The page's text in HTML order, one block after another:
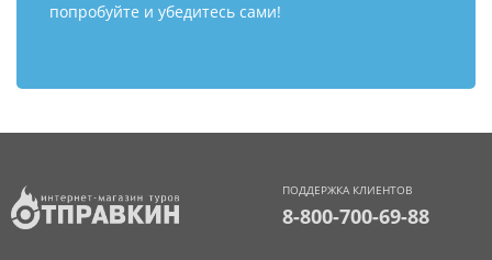
попробуйте и убедитесь сами!
ПОДДЕРЖКА КЛИЕНТОВ
8-800-700-69-88